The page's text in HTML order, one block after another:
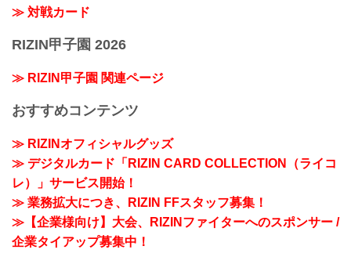
≫ 対戦カード
RIZIN甲子園 2026
≫ RIZIN甲子園 関連ページ
おすすめコンテンツ
≫ RIZINオフィシャルグッズ
≫ デジタルカード「RIZIN CARD COLLECTION（ライコ
レ）」サービス開始！
≫ 業務拡大につき、RIZIN FFスタッフ募集！
≫【企業様向け】大会、RIZINファイターへのスポンサー /
企業タイアップ募集中！